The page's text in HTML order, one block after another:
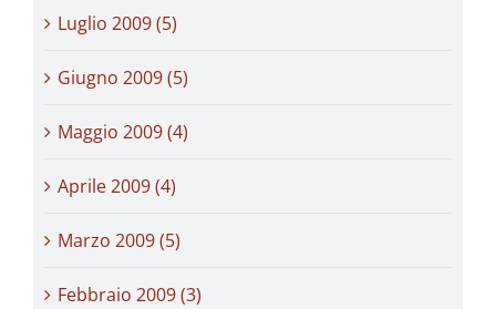
Luglio 2009 (5)
Giugno 2009 (5)
Maggio 2009 (4)
Aprile 2009 (4)
Marzo 2009 (5)
Febbraio 2009 (3)